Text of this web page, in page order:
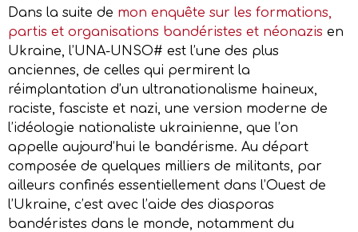
Dans la suite de mon enquête sur les formations,
partis et organisations bandéristes et néonazis en
Ukraine, l’UNA-UNSO# est l’une des plus
anciennes, de celles qui permirent la
réimplantation d’un ultranationalisme haineux,
raciste, fasciste et nazi, une version moderne de
l’idéologie nationaliste ukrainienne, que l’on
appelle aujourd’hui le bandérisme. Au départ
composée de quelques milliers de militants, par
ailleurs confinés essentiellement dans l’Ouest de
l’Ukraine, c’est avec l’aide des diasporas
bandéristes dans le monde, notamment du